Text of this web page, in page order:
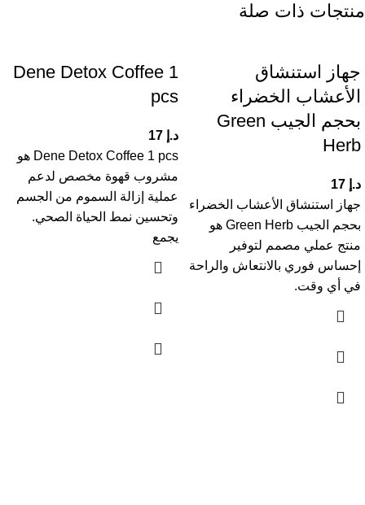
منتجات ذات صلة
جهاز استنشاق
الأعشاب الخضراء
بحجم الجيب Green
Herb
د.إ
جهاز استنشاق الأعشاب الخضراء
بحجم الجيب Green Herb هو
منتج عملي مصمم لتوفير
إحساس فوري بالانتعاش والراحة
في أي وقت.
Dene Detox Coffee 1
pcs
د.إ
Dene Detox Coffee 1 pcs هو
مشروب قهوة مخصص لدعم
عملية إزالة السموم من الجسم
وتحسين نمط الحياة الصحي.
يجمع